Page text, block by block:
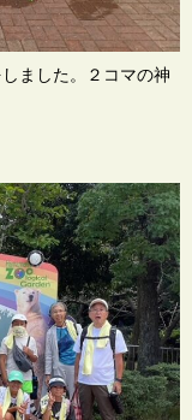
ました。２コマの神